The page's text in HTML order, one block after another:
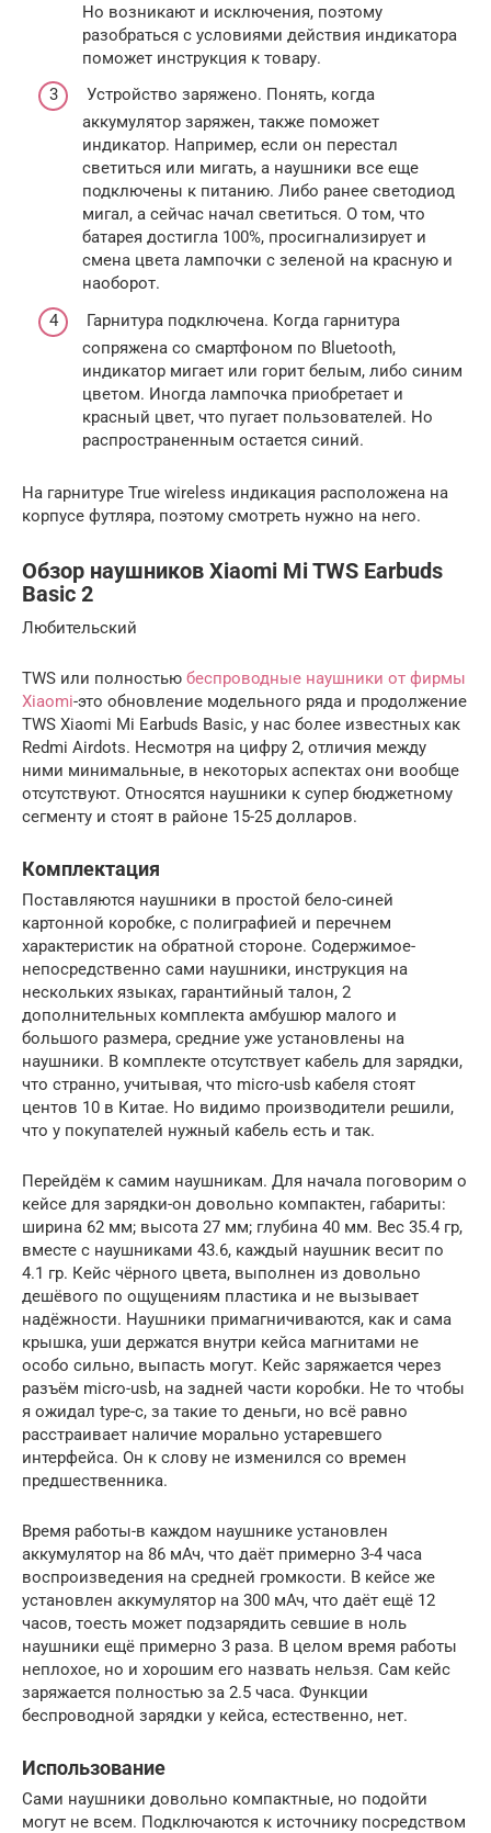
Но возникают и исключения, поэтому
разобраться с условиями действия индикатора
поможет инструкция к товару.
Устройство заряжено. Понять, когда
аккумулятор заряжен, также поможет
индикатор. Например, если он перестал
светиться или мигать, а наушники все еще
подключены к питанию. Либо ранее светодиод
мигал, а сейчас начал светиться. О том, что
батарея достигла 100%, просигнализирует и
смена цвета лампочки с зеленой на красную и
наоборот.
Гарнитура подключена. Когда гарнитура
сопряжена со смартфоном по Bluetooth,
индикатор мигает или горит белым, либо синим
цветом. Иногда лампочка приобретает и
красный цвет, что пугает пользователей. Но
распространенным остается синий.
На гарнитуре True wireless индикация расположена на
корпусе футляра, поэтому смотреть нужно на него.
Обзор наушников Xiaomi Mi TWS Earbuds
Basic 2
Любительский
TWS или полностью беспроводные наушники от фирмы
Xiaomi-это обновление модельного ряда и продолжение
TWS Xiaomi Mi Earbuds Basiс, у нас более известных как
Redmi Airdots. Несмотря на цифру 2, отличия между
ними минимальные, в некоторых аспектах они вообще
отсутствуют. Относятся наушники к супер бюджетному
сегменту и стоят в районе 15-25 долларов.
Комплектация
Поставляются наушники в простой бело-синей
картонной коробке, с полиграфией и перечнем
характеристик на обратной стороне. Содержимое-
непосредственно сами наушники, инструкция на
нескольких языках, гарантийный талон, 2
дополнительных комплекта амбушюр малого и
большого размера, средние уже установлены на
наушники. В комплекте отсутствует кабель для зарядки,
что странно, учитывая, что micro-usb кабеля стоят
центов 10 в Китае. Но видимо производители решили,
что у покупателей нужный кабель есть и так.
Перейдём к самим наушникам. Для начала поговорим о
кейсе для зарядки-он довольно компактен, габариты:
ширина 62 мм; высота 27 мм; глубина 40 мм. Вес 35.4 гр,
вместе с наушниками 43.6, каждый наушник весит по
4.1 гр. Кейс чёрного цвета, выполнен из довольно
дешёвого по ощущениям пластика и не вызывает
надёжности. Наушники примагничиваются, как и сама
крышка, уши держатся внутри кейса магнитами не
особо сильно, выпасть могут. Кейс заряжается через
разъём micro-usb, на задней части коробки. Не то чтобы
я ожидал type-c, за такие то деньги, но всё равно
расстраивает наличие морально устаревшего
интерфейса. Он к слову не изменился со времен
предшественника.
Время работы-в каждом наушнике установлен
аккумулятор на 86 мАч, что даёт примерно 3-4 часа
воспроизведения на средней громкости. В кейсе же
установлен аккумулятор на 300 мАч, что даёт ещё 12
часов, тоесть может подзарядить севшие в ноль
наушники ещё примерно 3 раза. В целом время работы
неплохое, но и хорошим его назвать нельзя. Сам кейс
заряжается полностью за 2.5 часа. Функции
беспроводной зарядки у кейса, естественно, нет.
Использование
Сами наушники довольно компактные, но подойти
могут не всем. Подключаются к источнику посредством